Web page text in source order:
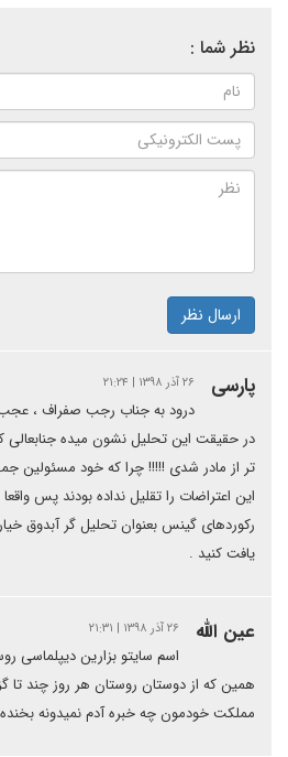
نظر شما :
ارسال نظر
پارسی ۲۶ آذر ۱۳۹۸ | ۲۱:۲۴
درود به جناب رجب صفراف ، عجب
در حقیقت این تحلیل نشون میده جنابعالی
تر از مادر شدی !!!!! چرا که خود مسئولین
این اعتراضات را تقلیل نداده بودند پس
رکوردهای گینس بعنوان تحلیل گر آبدوق
یافت کنید .
عین الله ۲۶ آذر ۱۳۹۸ | ۲۱:۳۱
اسم سایتو بزارین دیپلماسی
همین که از دوستان روستان هر روز چند تا
مملکت خودمون چه خبره آدم نمیدونه بخنده